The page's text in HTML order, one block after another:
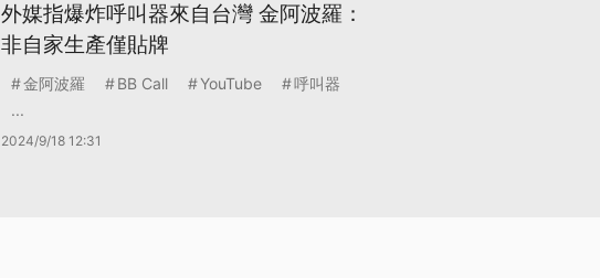
外媒指爆炸呼叫器來自台灣 金阿波羅：
非自家生產僅貼牌
金阿波羅 BB Call YouTube
呼叫器
...
2024/9/18 12:31